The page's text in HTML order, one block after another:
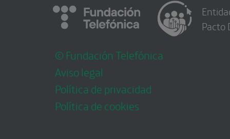
© Fundación Telefónica
Aviso legal
Política de privacidad
Política de cookies
Pacto